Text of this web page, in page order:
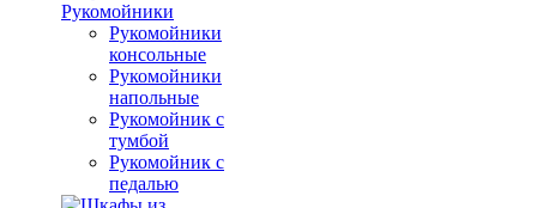
Рукомойники
Рукомойники
консольные
Рукомойники
напольные
Рукомойник с
тумбой
Рукомойник с
педалью